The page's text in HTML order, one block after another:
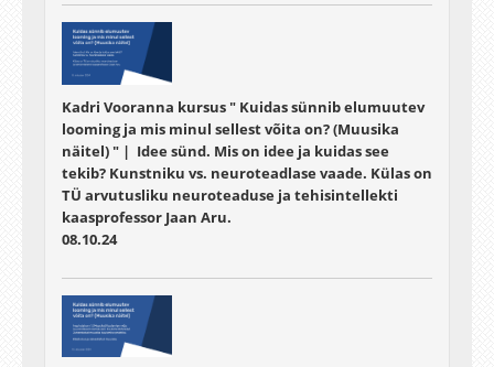
Kadri Vooranna kursus " Kuidas sünnib elumuutev
looming ja mis minul sellest võita on? (Muusika
näitel) " | Idee sünd. Mis on idee ja kuidas see
tekib? Kunstniku vs. neuroteadlase vaade. Külas on
TÜ arvutusliku neuroteaduse ja tehisintellekti
kaasprofessor Jaan Aru.
08.10.24